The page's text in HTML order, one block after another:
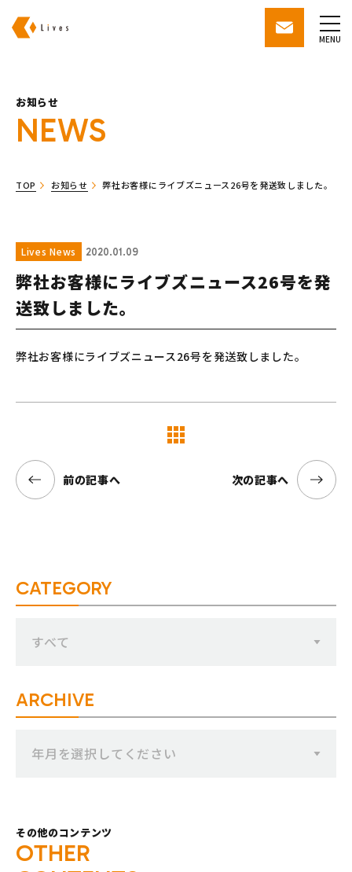
contactMENU
お知らせ
NEWS
TOP お知らせ 弊社お客様にライブズニュース26号を発送致しました。
Lives News 2020.01.09
弊社お客様にライブズニュース26号を発
送致しました。
弊社お客様にライブズニュース26号を発送致しました。
前の記事へ 次の記事へ
CATEGORY
すべて
ARCHIVE
年月を選択してください
その他のコンテンツ
OTHER